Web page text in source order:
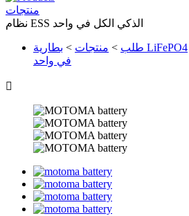
منتجات
نظام ESS الذكي الكل في واحد
طلب > منتجات > بطارية LiFePO4
في واحد
